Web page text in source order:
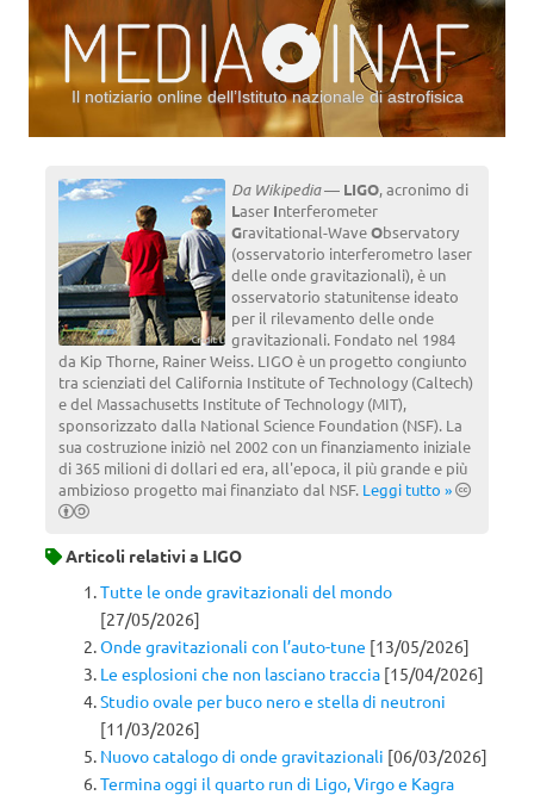
Il notiziario online dell’Istituto nazionale di astrofisica
Da Wikipedia— LIGO, acronimo di
Laser Interferometer
Gravitational-WaveObservatory
(osservatorio interferometro laser
delle onde gravitazionali), è un
osservatorio statunitense ideato
per il rilevamento delle onde
gravitazionali. Fondato nel 1984
da Kip Thorne, Rainer Weiss. LIGO è un progetto congiunto
tra scienziati del California Institute of Technology (Caltech)
e del Massachusetts Institute of Technology (MIT),
sponsorizzato dalla National Science Foundation (NSF). La
sua costruzione iniziò nel 2002 con un finanziamento iniziale
di 365 milioni di dollari ed era, all'epoca, il più grande e più
ambizioso progetto mai finanziato dal NSF. Leggi tutto »
Articoli relativi a LIGO
Tutte le onde gravitazionali del mondo
[27/05/2026]
Onde gravitazionali con l’auto-tune [13/05/2026]
Le esplosioni che non lasciano traccia [15/04/2026]
Studio ovale per buco nero e stella di neutroni
[11/03/2026]
Nuovo catalogo di onde gravitazionali [06/03/2026]
Termina oggi il quarto run di Ligo, Virgo e Kagra